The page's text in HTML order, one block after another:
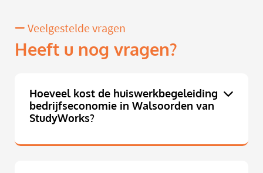
Veelgestelde vragen
Heeft u nog vragen?
Hoeveel kost de huiswerkbegeleiding
bedrijfseconomie in Walsoorden van
StudyWorks?